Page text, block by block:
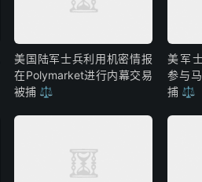
美国陆军士兵利用机密情报
在Polymarket进行内幕交易
被捕 ⚖️
美军
参与
捕 ⚖️